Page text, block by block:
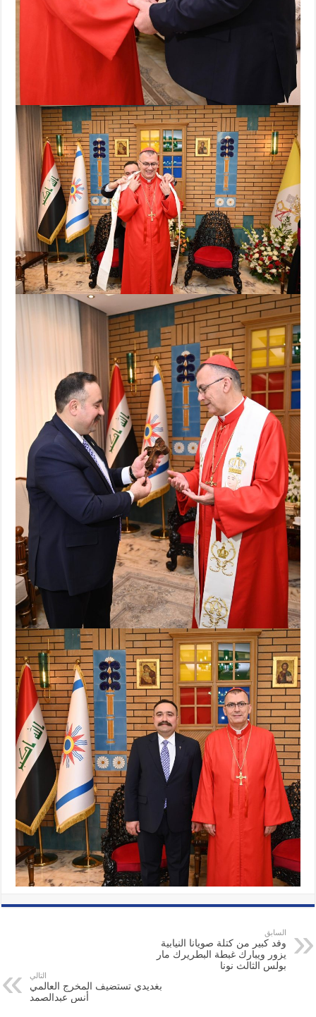
السابق
وفد كبير من كتلة صويانا النيابية
يزور ويبارك غبطة البطريرك مار
بولس الثالث نونا
التالي
بغديدي تستضيف المخرج العالمي
أنس عبدالصمد